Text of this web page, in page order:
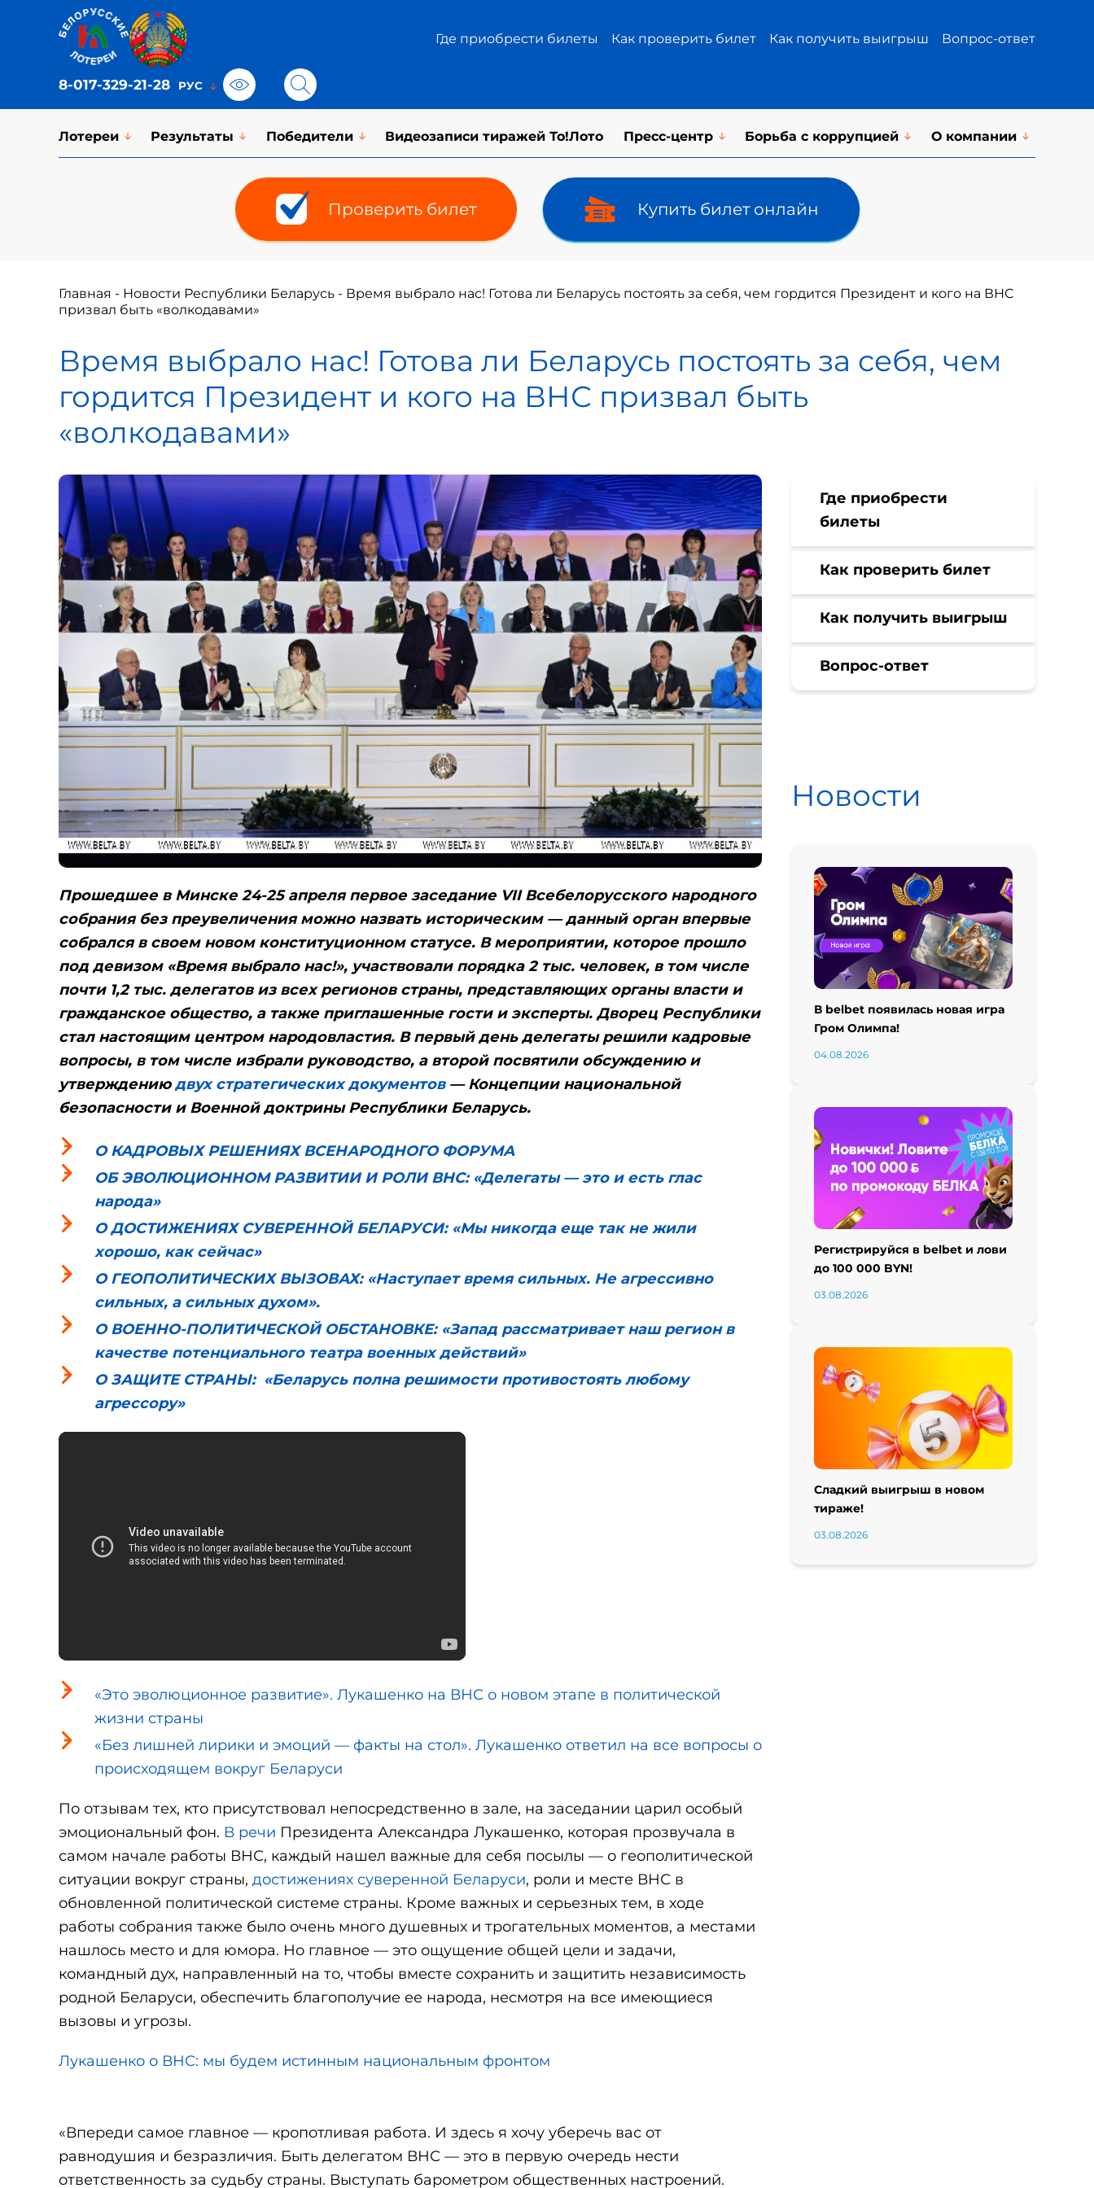
Где приобрести билеты Как проверить билет Как получить выигрыш Вопрос-ответ
8-017-329-21-28
Лотереи Результаты Победители Видеозаписи тиражей То!Лото Пресс-центр Борьба с коррупцией О компании
Проверить билет Купить билет онлайн
Главная - Новости Республики Беларусь - Время выбрало нас! Готова ли Беларусь постоять за себя, чем гордится Президент и кого на ВНС
призвал быть «волкодавами»
Время выбрало нас! Готова ли Беларусь постоять за себя, чем
гордится Президент и кого на ВНС призвал быть
«волкодавами»
Прошедшее в Минске 24-25 апреля первое заседание VII Всебелорусского народного
собрания без преувеличения можно назвать историческим — данный орган впервые
собрался в своем новом конституционном статусе. В мероприятии, которое прошло
под девизом «Время выбрало нас!», участвовали порядка 2 тыс. человек, в том числе
почти 1,2 тыс. делегатов из всех регионов страны, представляющих органы власти и
гражданское общество, а также приглашенные гости и эксперты. Дворец Республики
стал настоящим центром народовластия. В первый день делегаты решили кадровые
вопросы, в том числе избрали руководство, а второй посвятили обсуждению и
утверждениюдвух стратегических документов— Концепции национальной
безопасности и Военной доктрины Республики Беларусь.
О КАДРОВЫХ РЕШЕНИЯХ ВСЕНАРОДНОГО ФОРУМА
ОБ ЭВОЛЮЦИОННОМ РАЗВИТИИ И РОЛИ ВНС: «Делегаты — это и есть глас
народа»
О ДОСТИЖЕНИЯХ СУВЕРЕННОЙ БЕЛАРУСИ: «Мы никогда еще так не жили
хорошо, как сейчас»
О ГЕОПОЛИТИЧЕСКИХ ВЫЗОВАХ: «Наступает время сильных. Не агрессивно
сильных, а сильных духом».
О ВОЕННО-ПОЛИТИЧЕСКОЙ ОБСТАНОВКЕ: «Запад рассматривает наш регион в
качестве потенциального театра военных действий»
О ЗАЩИТЕ СТРАНЫ: «Беларусь полна решимости противостоять любому
агрессору»
«Это эволюционное развитие». Лукашенко на ВНС о новом этапе в политической
жизни страны
«Без лишней лирики и эмоций — факты на стол». Лукашенко ответил на все вопросы о
происходящем вокруг Беларуси
По отзывам тех, кто присутствовал непосредственно в зале, на заседании царил особый
эмоциональный фон. В речи Президента Александра Лукашенко, которая прозвучала в
самом начале работы ВНС, каждый нашел важные для себя посылы — о геополитической
ситуации вокруг страны, достижениях суверенной Беларуси, роли и месте ВНС в
обновленной политической системе страны. Кроме важных и серьезных тем, в ходе
работы собрания также было очень много душевных и трогательных моментов, а местами
нашлось место и для юмора. Но главное — это ощущение общей цели и задачи,
командный дух, направленный на то, чтобы вместе сохранить и защитить независимость
родной Беларуси, обеспечить благополучие ее народа, несмотря на все имеющиеся
вызовы и угрозы.
Лукашенко о ВНС: мы будем истинным национальным фронтом
«Впереди самое главное — кропотливая работа. И здесь я хочу уберечь вас от
равнодушия и безразличия. Быть делегатом ВНС — это в первую очередь нести
ответственность за судьбу страны. Выступать барометром общественных настроений.
Где приобрести
билеты
Как проверить билет
Как получить выигрыш
Вопрос-ответ
Новости
В belbet появилась новая игра
Гром Олимпа!
04.08.2026
Регистрируйся в belbet и лови
до 100 000 BYN!
03.08.2026
Сладкий выигрыш в новом
тираже!
03.08.2026